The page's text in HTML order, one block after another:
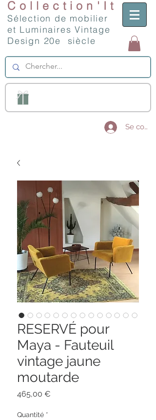
Collection'It
Sélection de mobilier
et Luminaires Vintage
Design 20e siècle
Se
RESERVÉ pour
Maya - Fauteuil
vintage jaune
moutarde
465,00 €
Quantité *